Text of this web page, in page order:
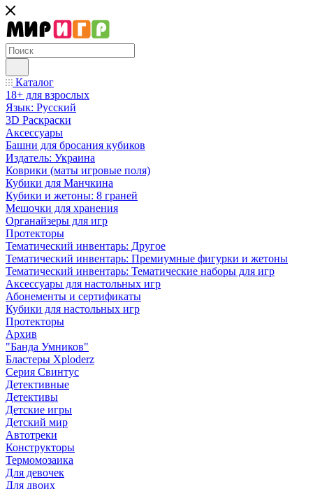
Каталог
18+ для взрослых
Язык: Русский
3D Раскраски
Аксессуары
Башни для бросания кубиков
Издатель: Украина
Коврики (маты игровые поля)
Кубики для Манчкина
Кубики и жетоны: 8 граней
Мешочки для хранения
Органайзеры для игр
Протекторы
Тематический инвентарь: Другое
Тематический инвентарь: Премиумные фигурки и жетоны
Тематический инвентарь: Тематические наборы для игр
Аксессуары для настольных игр
Абонементы и сертификаты
Кубики для настольных игр
Протекторы
Архив
"Банда Умников"
Бластеры Xploderz
Cерия Свинтус
Детективные
Детективы
Детские игры
Детский мир
Автотреки
Конструкторы
Термомозаика
Для девочек
Для двоих